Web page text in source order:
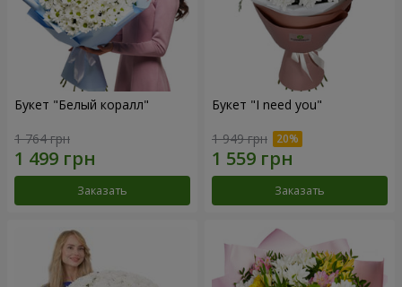
Букет "Белый коралл"
1 764 грн
Заказать
Букет "I need you"
1 949 грн
Заказать